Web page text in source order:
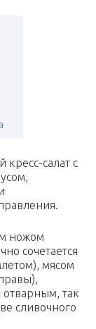
салат с
ножом
сочетается
мясом
так
сливочного